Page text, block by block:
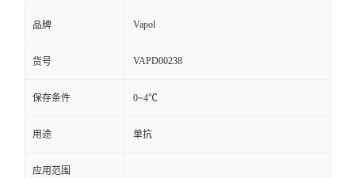
品牌 Vapol
货号 VAPD00238
保存条件 0~4℃
用途 单抗
应用范围